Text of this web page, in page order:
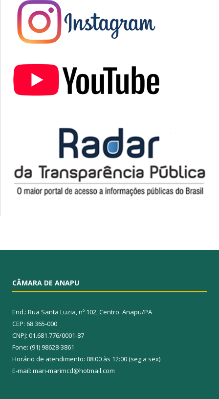
CÂMARA DE ANAPU
End.: Rua Santa Luzia, nº 102, Centro. Anapu/PA
CEP: 68.365-000
CNPJ: 01.681.776/0001-87
Fone: (91) 98628-3861
Horário de atendimento: 08:00 às 12:00 (seg a sex)
E-mail: mari-marimcd@hotmail.com